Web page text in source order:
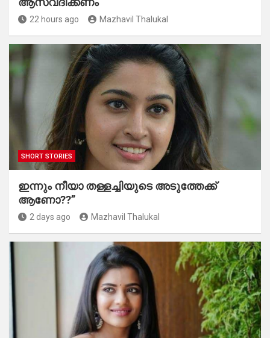
22 hours ago Mazhavil Thalukal
SHORT STORIES
ഇന്നും നീയാ തള്ളച്ചിയുടെ അടുത്തേക്ക്
ആണോ??”
2 days ago Mazhavil Thalukal